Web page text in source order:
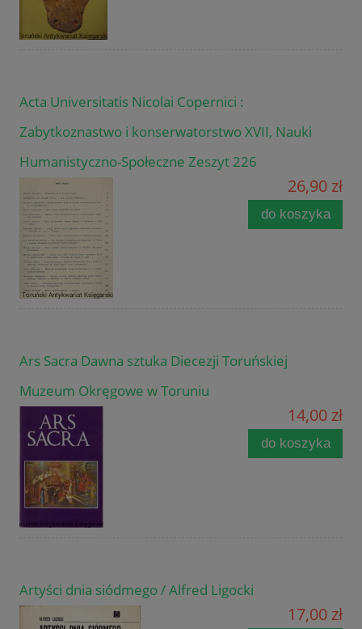
Acta Universitatis Nicolai Copernici :
Zabytkoznastwo i konserwatorstwo XVII, Nauki
Humanistyczno-Społeczne Zeszyt 226
26,90 zł
do koszyka
Ars Sacra Dawna sztuka Diecezji Toruńskiej
Muzeum Okręgowe w Toruniu
14,00 zł
do koszyka
Artyści dnia siódmego / Alfred Ligocki
17,00 zł